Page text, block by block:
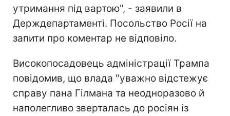
утримання під вартою", - заявили в
Держдепартаменті. Посольство Росії на
запити про коментар не відповіло.
Високопосадовець адміністрації Трампа
повідомив, що влада "уважно відстежує
справу пана Гілмана та неодноразово й
наполегливо зверталась до росіян із